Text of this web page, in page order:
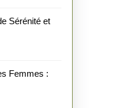
Sérénité et
Femmes :